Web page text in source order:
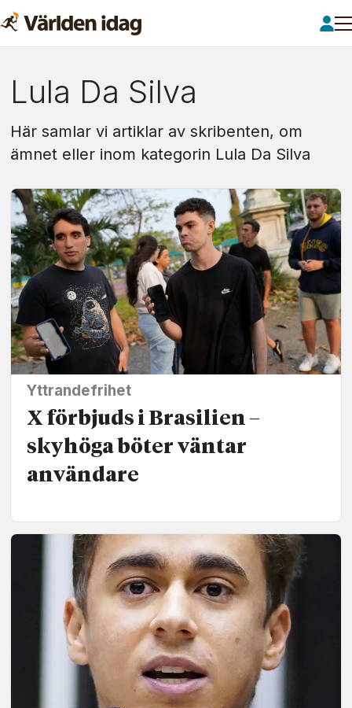
Om:
lula
da
silva
Lula Da Silva
Här samlar vi artiklar av skribenten, om
ämnet eller inom kategorin Lula Da Silva
Yttrandefrihet
X förbjuds i Brasilien –
skyhöga böter väntar
användare